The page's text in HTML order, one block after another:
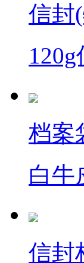
信封
档案
白牛
信封